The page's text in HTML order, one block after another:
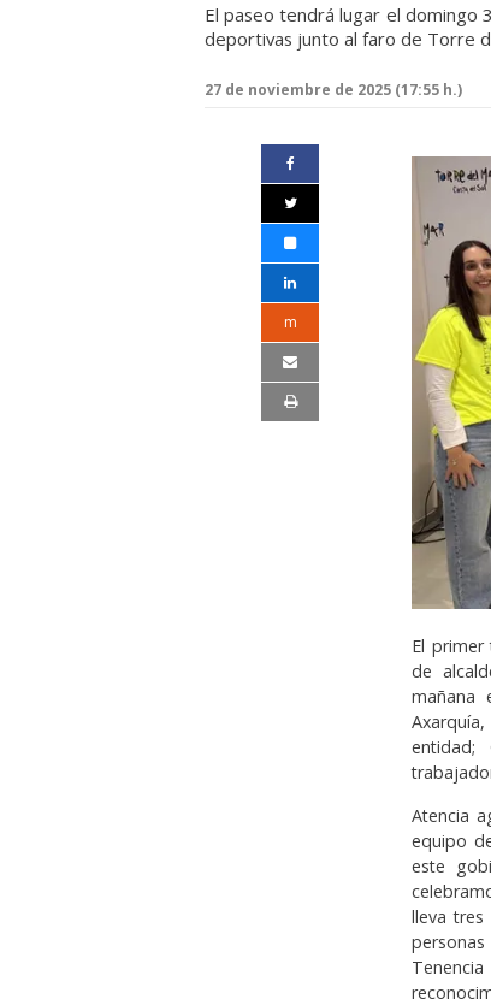
El paseo tendrá lugar el domingo
deportivas junto al faro de Torre
27 de noviembre de 2025 (17:55 h.)
m
El primer
de
mañana
entidad;
Atencia
equipo
este
lleva
personas